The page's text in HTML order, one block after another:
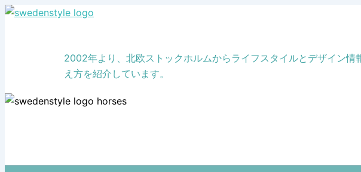
Skip
2002年より、北欧ストックホルムからライフスタイルとデザイン
え方を紹介しています。